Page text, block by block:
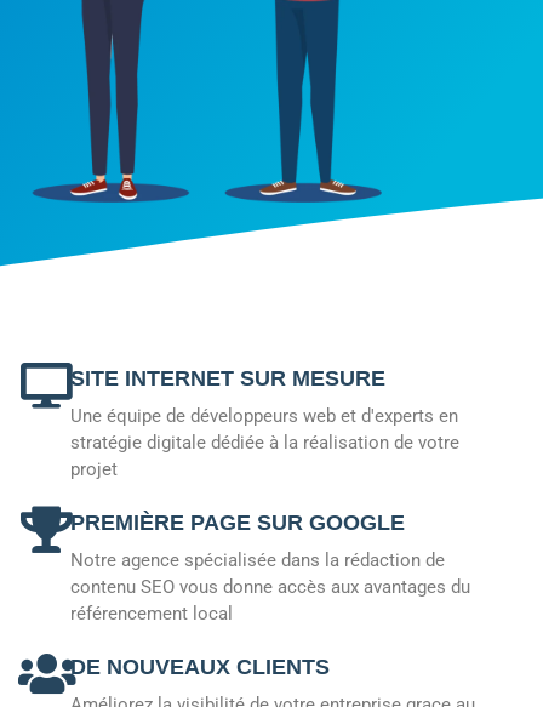
SITE INTERNET SUR MESURE
Une équipe de développeurs web et d'experts en
stratégie digitale dédiée à la réalisation de votre
projet
PREMIÈRE PAGE SUR GOOGLE
Notre agence spécialisée dans la rédaction de
contenu SEO vous donne accès aux avantages du
référencement local
DE NOUVEAUX CLIENTS